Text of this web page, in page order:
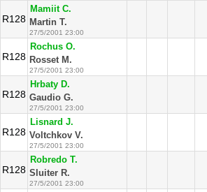
R128
Mamiit C.
Martin T.
27/5/2001 23:00
R128
Rochus O.
Rosset M.
27/5/2001 23:00
R128
Hrbaty D.
Gaudio G.
27/5/2001 23:00
R128
Lisnard J.
Voltchkov V.
27/5/2001 23:00
R128
Robredo T.
Sluiter R.
27/5/2001 23:00